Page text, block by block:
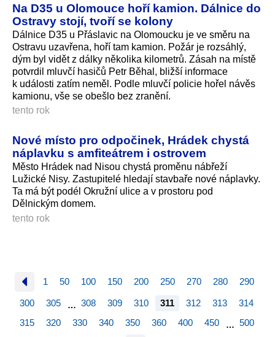
Na D35 u Olomouce hoří kamion. Dálnice do
Ostravy stojí, tvoří se kolony
Dálnice D35 u Přáslavic na Olomoucku je ve směru na
Ostravu uzavřena, hoří tam kamion. Požár je rozsáhlý,
dým byl vidět z dálky několika kilometrů. Zásah na místě
potvrdil mluvčí hasičů Petr Běhal, bližší informace
k události zatím neměl. Podle mluvčí policie hořel návěs
kamionu, vše se obešlo bez zranění.
tento rok
Nové místo pro odpočinek, Hrádek chystá
náplavku s amfiteátrem i ostrovem
Město Hrádek nad Nisou chystá proměnu nábřeží
Lužické Nisy. Zastupitelé hledají stavbaře nové náplavky.
Ta má být podél Okružní ulice a v prostoru pod
Dělnickým domem.
tento rok
1 50 100 150 200 250 270 280 290
300 305 … 308 309 310 311 312 313
314
315
320 330 340 350 360 400 450 … 500